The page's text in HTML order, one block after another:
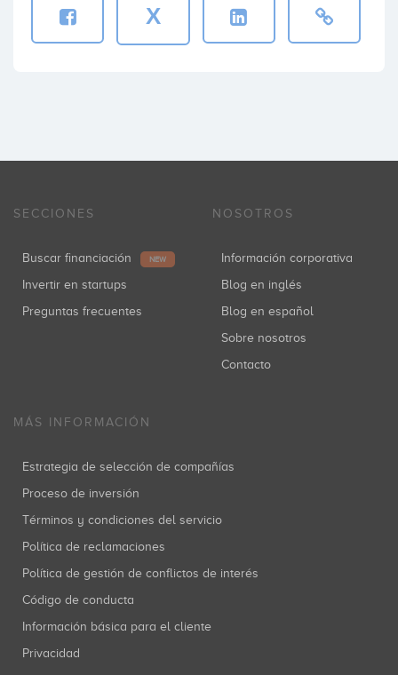
X
SECCIONES
Buscar financiación NEW
Invertir en startups
Preguntas frecuentes
NOSOTROS
Información corporativa
Blog en inglés
Blog en español
Sobre nosotros
Contacto
MÁS INFORMACIÓN
Estrategia de selección de compañías
Proceso de inversión
Términos y condiciones del servicio
Política de reclamaciones
Política de gestión de conflictos de interés
Código de conducta
Información básica para el cliente
Privacidad